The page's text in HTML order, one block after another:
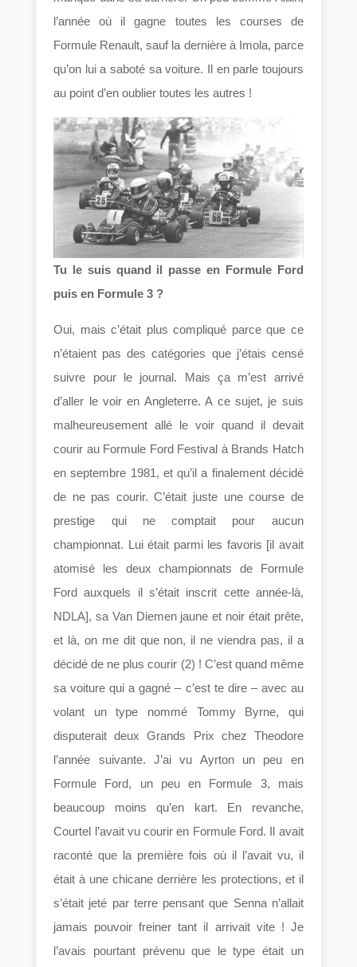
l’année où il gagne toutes les courses de
Formule Renault, sauf la dernière à Imola, parce
qu’on lui a saboté sa voiture. Il en parle toujours
au point d’en oublier toutes les autres !
Tu le suis quand il passe en Formule Ford
puis en Formule 3 ?
Oui, mais c’était plus compliqué parce que ce
n’étaient pas des catégories que j’étais censé
suivre pour le journal. Mais ça m’est arrivé
d’aller le voir en Angleterre. A ce sujet, je suis
malheureusement allé le voir quand il devait
courir au Formule Ford Festival à Brands Hatch
en septembre 1981, et qu’il a finalement décidé
de ne pas courir. C’était juste une course de
prestige qui ne comptait pour aucun
championnat. Lui était parmi les favoris [il avait
atomisé les deux championnats de Formule
Ford auxquels il s’était inscrit cette année-là,
NDLA], sa Van Diemen jaune et noir était prête,
et là, on me dit que non, il ne viendra pas, il a
décidé de ne plus courir (2) ! C’est quand même
sa voiture qui a gagné – c’est te dire – avec au
volant un type nommé Tommy Byrne, qui
disputerait deux Grands Prix chez Theodore
l’année suivante. J’ai vu Ayrton un peu en
Formule Ford, un peu en Formule 3, mais
beaucoup moins qu’en kart. En revanche,
Courtel l’avait vu courir en Formule Ford. Il avait
raconté que la première fois où il l’avait vu, il
était à une chicane derrière les protections, et il
s’était jeté par terre pensant que Senna n’allait
jamais pouvoir freiner tant il arrivait vite ! Je
l’avais pourtant prévenu que le type était un